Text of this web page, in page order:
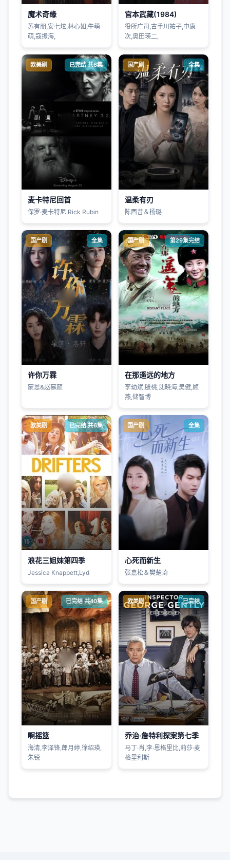
魔术奇缘
苏有朋,安七炫,林心如,牛萌
萌,寇振海,
宫本武藏(1984)
役所广司,古手川祐子,中康
次,奥田瑛二,
欧美剧 已完结 共6集
麦卡特尼回首
保罗·麦卡特尼,Rick Rubin
国产剧 全集
温柔有刃
陈酉昔＆杨璐
国产剧 全集
许你万霖
蒙恩&赵慕颜
国产剧 第29集完结
在那遥远的地方
李幼斌,殷桃,沈晓海,吴健,顾
燕,储智博
欧美剧 已完结 共6集
浪花三姐妹第四季
Jessica Knappett,Lyd
国产剧 全集
心死而新生
张嘉松＆樊楚琦
国产剧 已完结 共40集
啊摇篮
海清,李泽锋,郎月婷,徐绍瑛,
朱锐
欧美剧 已完结
乔治·詹特利探案第七季
马丁·肖,李·恩格里比,莉莎·麦
格里利斯